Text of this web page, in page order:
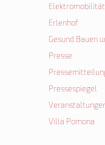
Elektromobilität
Erlenhof
Gesund Bauen
Presse
Pressespiegel
Villa Pomona